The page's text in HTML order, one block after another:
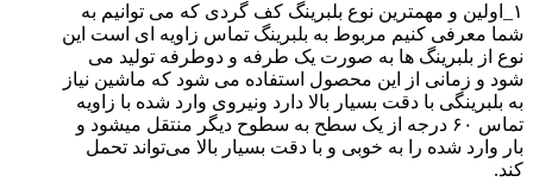
۱_اولین و مهمترین نوع بلبرینگ کف گردی که می توانیم به
شما معرفی کنیم مربوط به بلبرینگ تماس زاویه ای است این
نوع از بلبرینگ ها به صورت یک طرفه و دوطرفه تولید می
شود و زمانی از این محصول استفاده می شود که ماشین نیاز
به بلبرینگی با دقت بسیار بالا دارد ونیروی وارد شده با زاویه
تماس ۶۰ درجه از یک سطح به سطوح دیگر منتقل میشود و
بار وارد شده را به خوبی و با دقت بسیار بالا می‌تواند تحمل
کند.